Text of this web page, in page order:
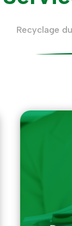
Recyclage